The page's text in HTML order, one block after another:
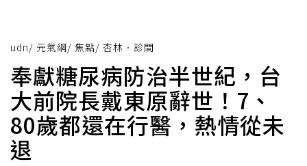
udn/ 元氣網/ 焦點/ 杏林．診間
奉獻糖尿病防治半世紀，台
大前院長戴東原辭世！7、
80歲都還在行醫，熱情從未
退